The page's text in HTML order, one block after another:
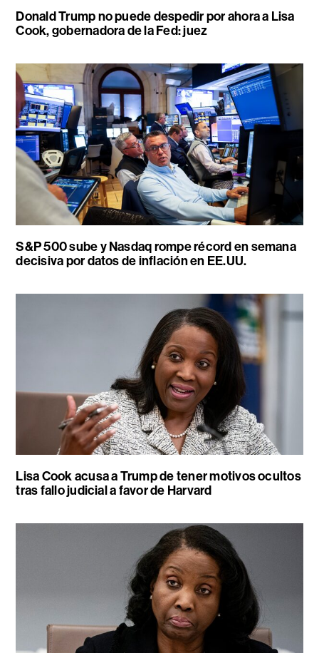
Donald Trump no puede despedir por ahora a Lisa
Cook, gobernadora de la Fed: juez
S&P 500 sube y Nasdaq rompe récord en semana
decisiva por datos de inflación en EE.UU.
Lisa Cook acusa a Trump de tener motivos ocultos
tras fallo judicial a favor de Harvard